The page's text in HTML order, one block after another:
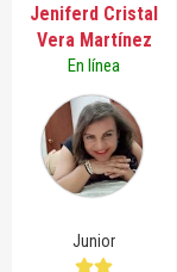
Jeniferd Cristal
Vera Martínez
En línea
Junior